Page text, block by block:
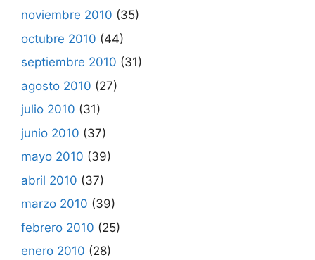
noviembre 2010 (35)
octubre 2010 (44)
septiembre 2010 (31)
agosto 2010 (27)
julio 2010 (31)
junio 2010 (37)
mayo 2010 (39)
abril 2010 (37)
marzo 2010 (39)
febrero 2010 (25)
enero 2010 (28)